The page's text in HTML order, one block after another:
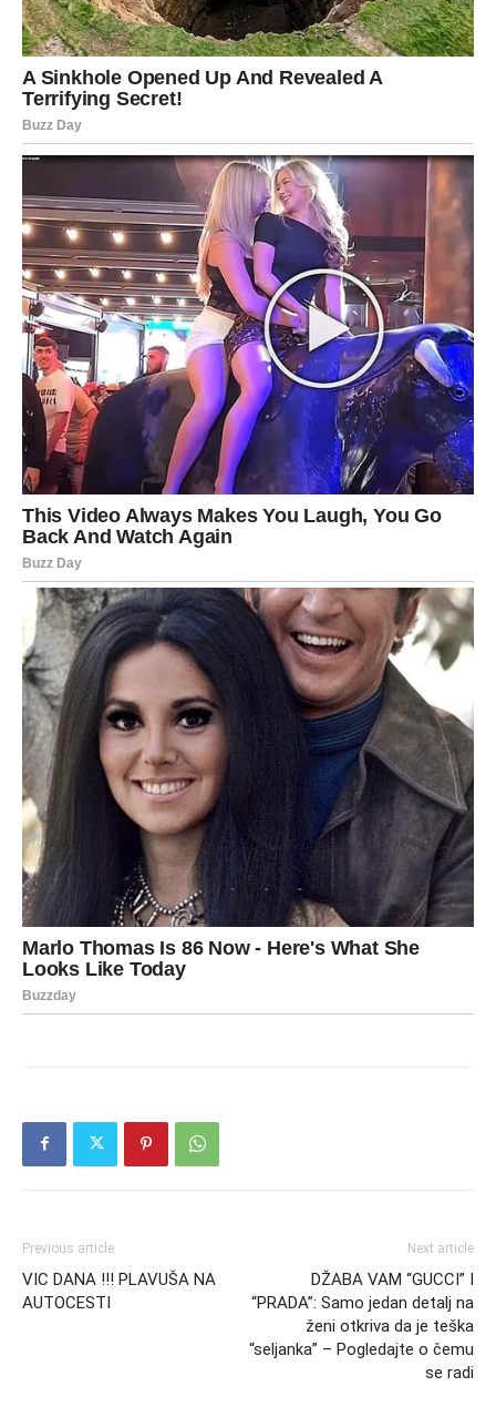
Previous article
VIC DANA !!! PLAVUŠA NA
AUTOCESTI
Next article
DŽABA VAM “GUCCI” I
“PRADA”: Samo jedan detalj na
ženi otkriva da je teška
“seljanka” – Pogledajte o čemu
se radi